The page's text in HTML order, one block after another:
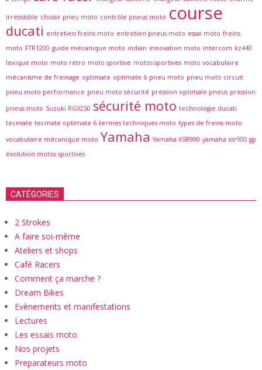
irrésistible choisir pneu moto contrôle pneus moto course
ducati entretien freins moto entretien pneus moto essai moto freins
moto FTR1200 guide mécanique moto indian innovation moto intercom kz440
lexique moto moto rétro moto sportive motos sportives moto vocabulaire
mécanisme de freinage optimate optimate 6 pneu moto pneu moto circuit
pneu moto performance pneu moto sécurité pression optimale pneus pression
pneus moto Suzuki RGV250 sécurité moto technologie ducati
tecmate tecmate optimate 6 termes techniques moto types de freins moto
vocabulaire mécanique moto Yamaha Yamaha XSR900 yamaha xsr900 gp
évolution motos sportives
CATÉGORIES
2 Strokes
A faire soi-même
Ateliers et shops
Café Racers
Comment ça marche ?
Dream Bikes
Evènements et manifestations
Lectures
Les essais moto
Nos projets
Preparateurs moto